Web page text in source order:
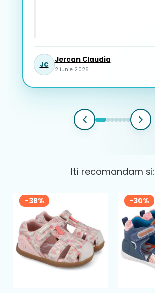
JC
Jercan Claudia
2 iunie 2026
Iti recomandam si:
-38% -30%